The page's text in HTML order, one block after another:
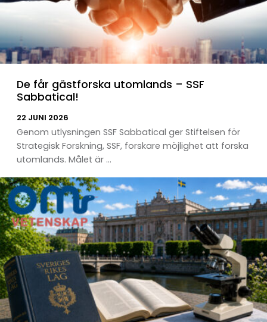
De får gästforska utomlands – SSF
Sabbatical!
22 JUNI 2026
Genom utlysningen SSF Sabbatical ger Stiftelsen för
Strategisk Forskning, SSF, forskare möjlighet att forska
utomlands. Målet är ...